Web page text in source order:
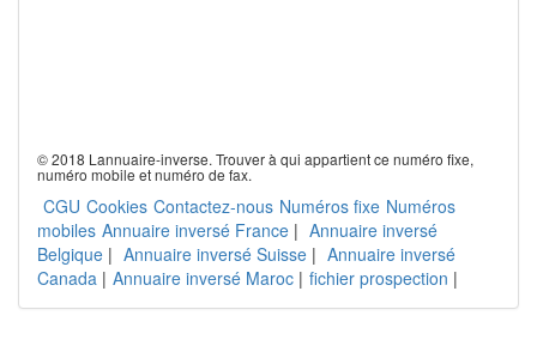
© 2018 Lannuaire-inverse. Trouver à qui appartient ce numéro fixe,
numéro mobile et numéro de fax.
CGU Cookies Contactez-nous Numéros fixe Numéros
mobiles Annuaire inversé France | Annuaire inversé
Belgique | Annuaire inversé Suisse | Annuaire inversé
Canada | Annuaire inversé Maroc | fichier prospection |